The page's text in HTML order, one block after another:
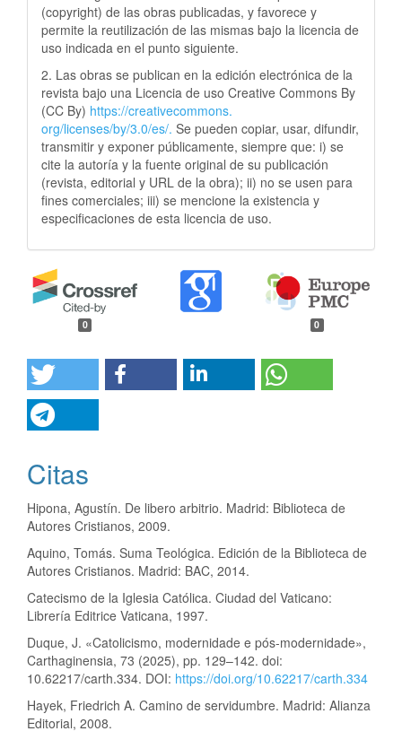
(copyright) de las obras publicadas, y favorece y
permite la reutilización de las mismas bajo la licencia de
uso indicada en el punto siguiente.
2. Las obras se publican en la edición electrónica de la
revista bajo una Licencia de uso Creative Commons By
(CC By) https://creativecommons.
org/licenses/by/3.0/es/. Se pueden copiar, usar, difundir,
transmitir y exponer públicamente, siempre que: i) se
cite la autoría y la fuente original de su publicación
(revista, editorial y URL de la obra); ii) no se usen para
fines comerciales; iii) se mencione la existencia y
especificaciones de esta licencia de uso.
0 0
Citas
Hipona, Agustín. De libero arbitrio. Madrid: Biblioteca de
Autores Cristianos, 2009.
Aquino, Tomás. Suma Teológica. Edición de la Biblioteca de
Autores Cristianos. Madrid: BAC, 2014.
Catecismo de la Iglesia Católica. Ciudad del Vaticano:
Librería Editrice Vaticana, 1997.
Duque, J. «Catolicismo, modernidade e pós-modernidade»,
Carthaginensia, 73 (2025), pp. 129–142. doi:
10.62217/carth.334. DOI: https://doi.org/10.62217/carth.334
Hayek, Friedrich A. Camino de servidumbre. Madrid: Alianza
Editorial, 2008.